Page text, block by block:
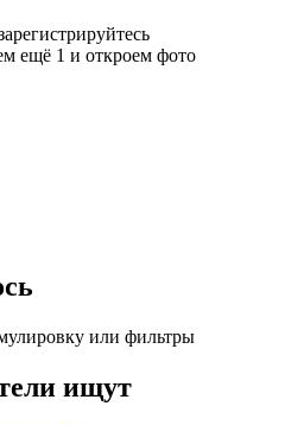
ещё 1 и откроем фото
или фильтры
ищут